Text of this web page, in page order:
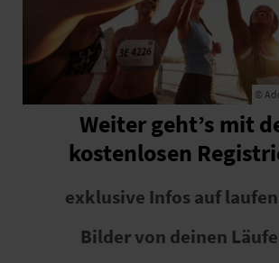
©
Weiter geht’s mit
kostenlosen
exklusive Infos auf
Bilder von deinen